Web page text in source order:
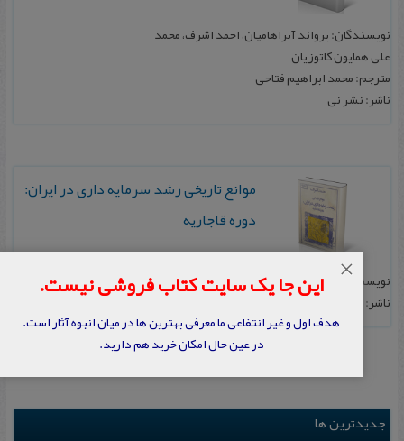
نویسندگان: ی‍روان‍د آب‍راه‍ام‍ی‍ان‌، اح‍م‍د اش‍رف‌، م‍ح‍م‍د
ع‍ل‍ی‌ ه‍م‍ای‍ون‌ ک‍ات‍وزی‍ان‌
مترجم: م‍ح‍م‍د اب‍راه‍ی‍م‌ ف‍ت‍اح‍ی
ناشر: نشر نی
موانع‌ تاریخی‌ رشد سرمایه‌ داری‌ در ایران‌:
دوره‌ قاجاریه‌
نویسنده: احمد اشرف
ناشر: زمینه‌
جدیدترین ها
این جا یک سایت کتاب فروشی نیست.
هدف اول و غیر انتفاعی ما معرفی بهترین ها در میان انبوه آثار است.
در عین حال امکان خرید هم دارید.
×